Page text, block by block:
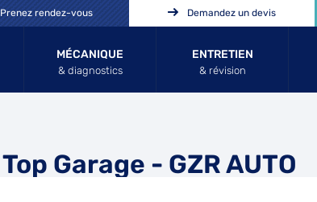
MÉCANIQUE
& diagnostics
ENTRETIEN
& révision
Prenez rendez-vous Demandez un devis
Top Garage - GZR AUTO